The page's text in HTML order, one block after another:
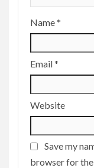
Name*
Email*
Website
Save my
browser for